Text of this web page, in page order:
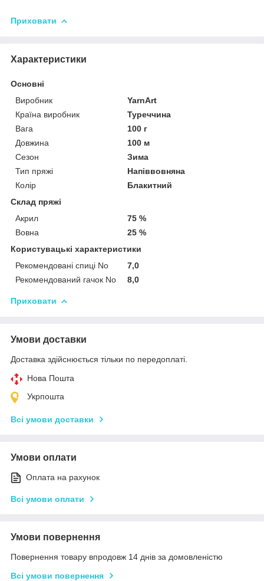
Приховати
Характеристики
Основні
Виробник
YarnArt
Країна виробник
Туреччина
Вага
100 г
Довжина
100 м
Сезон
Зима
Тип пряжі
Напіввовняна
Колір
Блакитний
Склад пряжі
Акрил
75 %
Вовна
25 %
Користувацькі характеристики
Рекомендовані спиці No
7,0
Рекомендований гачок No
8,0
Приховати
Умови доставки
Доставка здійснюється тільки по передоплаті.
Нова Пошта
Укрпошта
Всі умови доставки
Умови оплати
Оплата на рахунок
Всі умови оплати
Умови повернення
Повернення товару впродовж 14 днів за домовленістю
Всі умови повернення